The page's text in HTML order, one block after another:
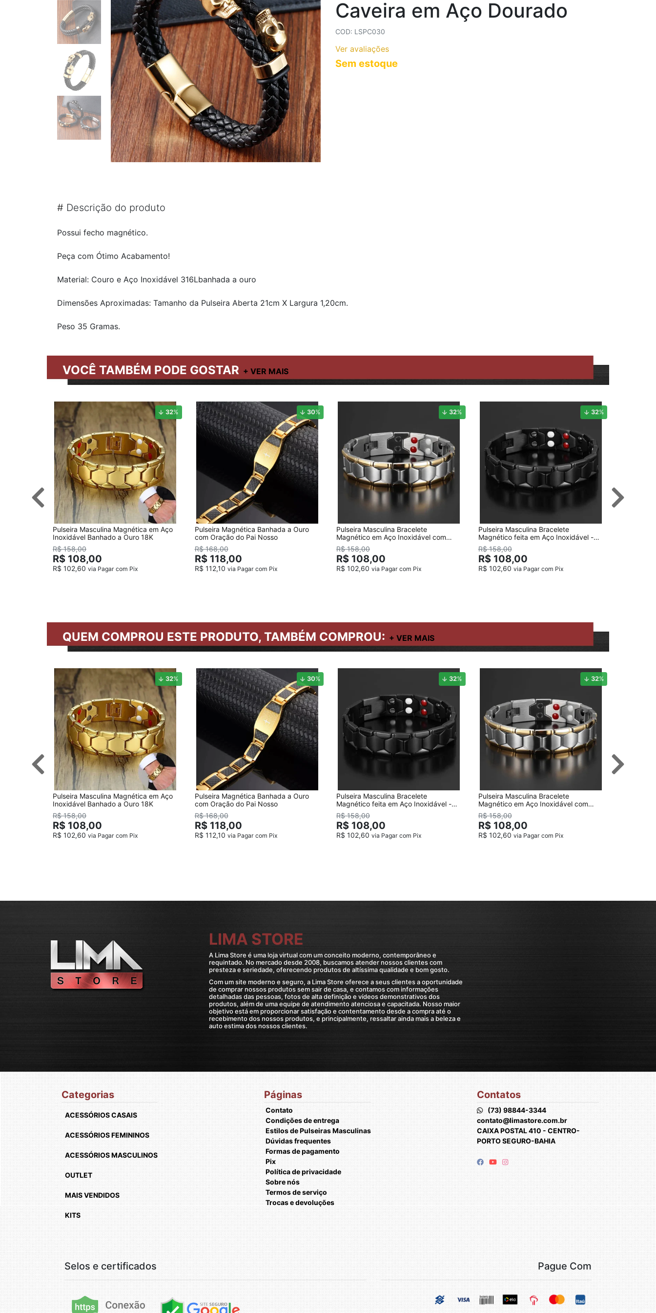
PULSEIRA MAGNÉTICA
PULSEIRA DE SILICONE MASCULINA
KIT PULSEIRA MASCULINA
COLARES AÇO INOXIDÁVEL
COLARES CORRENTES
ANÉIS MASCULINOS
ANÉIS DE AÇO
ANÉIS DE TUGSTÊNIO
ANÉIS MAGNÉTICOS DE COBRE
Caveira em Aço Dourado
COD: LSPC030
Ver avaliações
Sem estoque
# Descrição do produto
Possui fecho magnético.
Peça com Ótimo Acabamento!
Material: Couro e Aço Inoxidável 316Lbanhada a ouro
Dimensões Aproximadas: Tamanho da Pulseira Aberta 21cm X Largura 1,20cm.
Peso 35 Gramas.
VOCÊ TAMBÉM PODE GOSTAR
32%
Pulseira Masculina Magnética em Aço
Inoxidável Banhado a Ouro 18K
R$ 158,00
R$ 108,00
R$ 102,60 via Pagar com Pix
30%
Pulseira Magnética Banhada a Ouro
com Oração do Pai Nosso
R$ 168,00
R$ 118,00
R$ 112,10 via Pagar com Pix
32%
Pulseira Masculina Bracelete
Magnético em Aço Inoxidável com
detalhes Banhado a Ouro
R$ 158,00
R$ 108,00
R$ 102,60 via Pagar com Pix
32%
Pulseira Masculina Bracelete
Magnético feita em Aço Inoxidável -
Preta
R$ 158,00
R$ 108,00
R$ 102,60 via Pagar com Pix
QUEM COMPROU ESTE PRODUTO, TAMBÉM COMPROU:
32%
Pulseira Masculina Magnética em Aço
Inoxidável Banhado a Ouro 18K
R$ 158,00
R$ 108,00
R$ 102,60 via Pagar com Pix
30%
Pulseira Magnética Banhada a Ouro
com Oração do Pai Nosso
R$ 168,00
R$ 118,00
R$ 112,10 via Pagar com Pix
32%
Pulseira Masculina Bracelete
Magnético feita em Aço Inoxidável -
Preta
R$ 158,00
R$ 108,00
R$ 102,60 via Pagar com Pix
32%
Pulseira Masculina Bracelete
Magnético em Aço Inoxidável com
detalhes Banhado a Ouro
R$ 158,00
R$ 108,00
R$ 102,60 via Pagar com Pix
LIMA STORE
A Lima Store é uma loja virtual com um conceito moderno, contemporâneo e
requintado. No mercado desde 2008, buscamos atender nossos clientes com
presteza e seriedade, oferecendo produtos de altíssima qualidade e bom gosto.
Categorias
ACESSÓRIOS CASAIS
ACESSÓRIOS FEMININOS
ACESSÓRIOS MASCULINOS
OUTLET
MAIS VENDIDOS
KITS
Contatos
(73) 98844-3344
contato@limastore.com.br
CAIXA POSTAL 410 - CENTRO-
PORTO SEGURO-BAHIA
Páginas
Contato
Condições de entrega
Estilos de Pulseiras Masculinas
Dúvidas frequentes
Formas de pagamento
Pix
Política de privacidade
Sobre nós
Termos de serviço
Trocas e devoluções
Selos e certificados Pague Com